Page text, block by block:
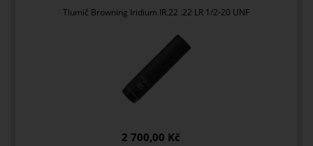
Tlumič Browning Iridium IR.22 .22 LR 1/2-20 UNF
2 700,00 Kč